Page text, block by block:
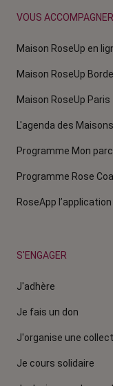
VOUS ACCOMPAGNER
Maison RoseUp en
Maison RoseUp
Maison RoseUp Paris
L'agenda des
Programme Mon
Programme Rose
RoseApp
S'ENGAGER
J'adhère
Je fais un don
J'organise une
Je cours solidaire